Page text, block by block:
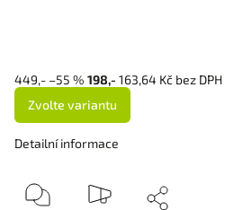
449,- –55 % 198,- 163,64 Kč bez DPH
Zvolte variantu
Detailní informace